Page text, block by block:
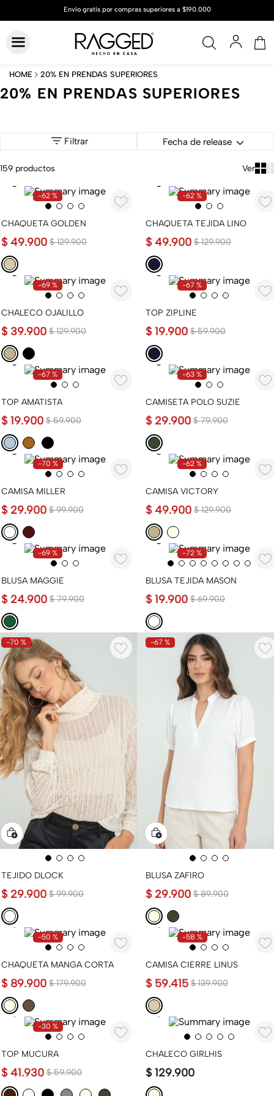
20% EN PRENDAS SUPERIORES
20% EN PRENDAS SUPERIORES
Filtrar Fecha de release
159 productos
-62 %
CHAQUETA GOLDEN
$ 129.900
$ 49.900
-62 %
CHAQUETA TEJIDA LINO
$ 129.900
$ 49.900
-69 %
CHALECO OJALILLO
$ 129.900
$ 39.900
-67 %
TOP ZIPLINE
$ 59.900
$ 19.900
-67 %
TOP AMATISTA
$ 59.900
$ 19.900
-63 %
CAMISETA POLO SUZIE
$ 79.900
$ 29.900
-70 %
CAMISA MILLER
$ 99.900
$ 29.900
-62 %
CAMISA VICTORY
$ 129.900
$ 49.900
-69 %
BLUSA MAGGIE
$ 79.900
$ 24.900
-72 %
BLUSA TEJIDA MASON
$ 69.900
$ 19.900
-70 %
TEJIDO DLOCK
$ 99.900
$ 29.900
-67 %
BLUSA ZAFIRO
$ 89.900
$ 29.900
-50 %
CHAQUETA MANGA CORTA
$ 179.900
$ 89.900
-58 %
CAMISA CIERRE LINUS
$ 139.900
$ 59.415
-30 %
TOP MUCURA
$ 59.900
$ 41.930
CHALECO GIRLHIS
$ 129.900